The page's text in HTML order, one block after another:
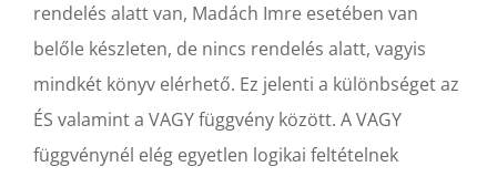
rendelés alatt van, Madách Imre esetében van
belőle készleten, de nincs rendelés alatt, vagyis
mindkét könyv elérhető. Ez jelenti a különbséget az
ÉS valamint a VAGY függvény között. A VAGY
függvénynél elég egyetlen logikai feltételnek